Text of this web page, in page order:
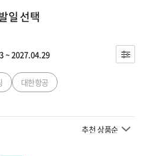
어플랜
일 선택
~ 2027.04.29
대한항공
추천 상품순